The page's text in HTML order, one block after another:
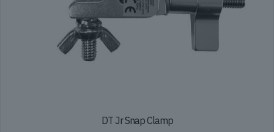
DT Jr Snap Clamp